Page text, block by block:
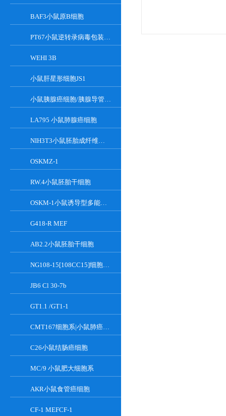
BAF3小鼠原B细胞
PT67小鼠逆转录病毒包装细胞
WEHI 3B
小鼠肝星形细胞JS1
小鼠胰腺癌细胞/胰腺导管癌PAN02
LA795 小鼠肺腺癌细胞
NIH3T3小鼠胚胎成纤维细胞
OSKMZ-1
RW.4小鼠胚胎干细胞
OSKM-1小鼠诱导型多能干细胞
G418-R MEF
AB2.2小鼠胚胎干细胞
NG108-15[108CC15]细胞系|小鼠神经母瘤与大鼠胶质瘤之融合细胞
JB6 Cl 30-7b
GT1.1 /GT1-1
CMT167细胞系|小鼠肺癌细胞
C26小鼠结肠癌细胞
MC/9 小鼠肥大细胞系
AKR小鼠食管癌细胞
CF-1 MEFCF-1